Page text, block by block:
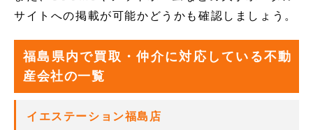
サイトへの掲載が可能かどうかも確認しましょう。
福島県内で買取・仲介に対応している不動
産会社の一覧
イエステーション福島店